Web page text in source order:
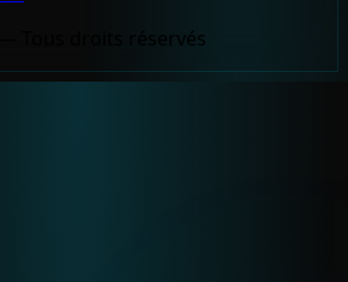
Tous droits réservés